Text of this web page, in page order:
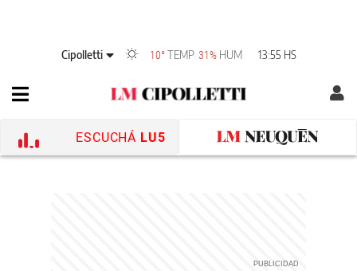
Cipolletti 10° TEMP 31% HUM 13:55 HS
ESCUCHÁ LU5